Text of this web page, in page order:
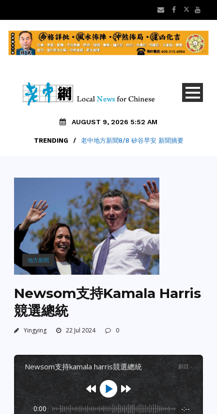
AUGUST 9, 2026 5:52 AM
TRENDING / 老中地方新聞8/8 矽谷早安 新聞摘要
地方新聞
Newsom支持Kamala Harris
競選總統
Yingying 22 Jul 2024 0
newsom支持kamala harris競選總統 剧目 :-
0:00 -:--